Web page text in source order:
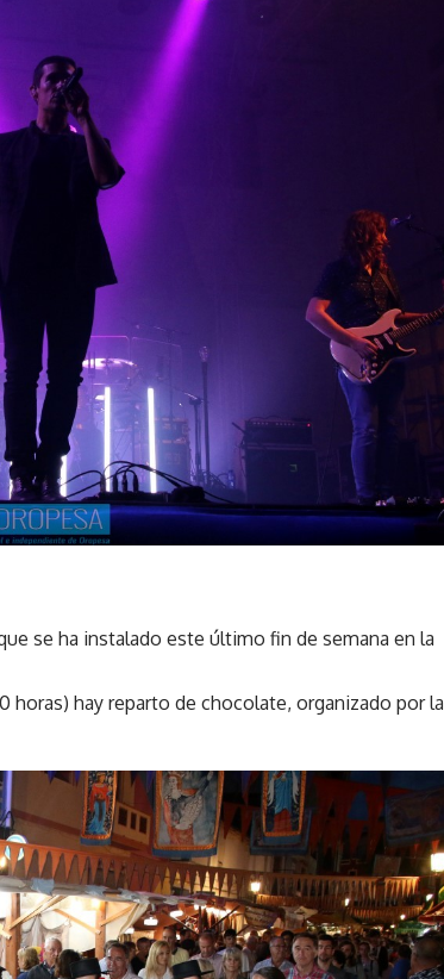
se ha instalado este último fin de semana en la
horas) hay reparto de chocolate, organizado por la